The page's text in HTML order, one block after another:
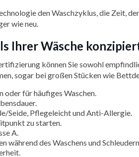
den Waschzyklus, die Zeit,
wie neu.
Ihrer Wäsche
können Sie sowohl
sogar bei großen Stücken wie
für häufiges Waschen.
Seide, Pflegeleicht und Anti-Allergie.
zu starten.
A.
während des Waschens und